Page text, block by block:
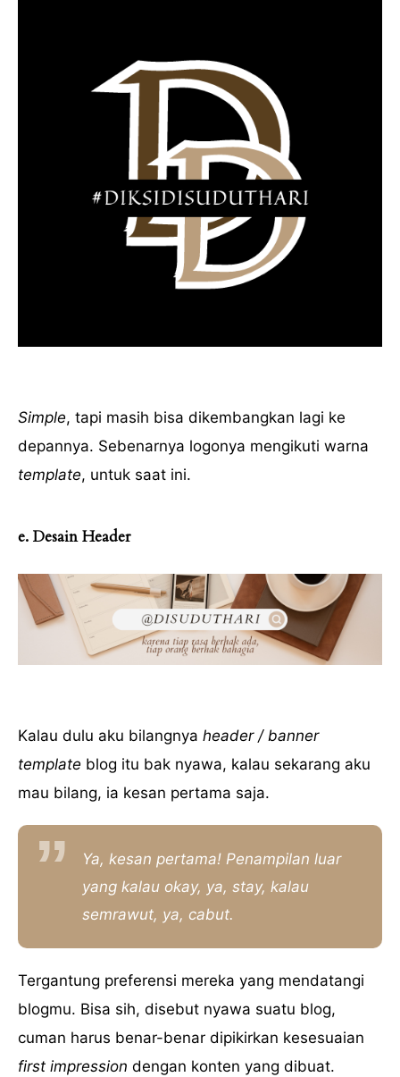
Simple, tapi masih bisa dikembangkan lagi ke
depannya. Sebenarnya logonya mengikuti warna
template, untuk saat ini.
e. Desain Header
Kalau dulu aku bilangnya header / banner
template blog itu bak nyawa, kalau sekarang aku
mau bilang, ia kesan pertama saja.
Ya, kesan pertama! Penampilan luar
yang kalau okay, ya, stay, kalau
semrawut, ya, cabut.
Tergantung preferensi mereka yang mendatangi
blogmu. Bisa sih, disebut nyawa suatu blog,
cuman harus benar-benar dipikirkan kesesuaian
first impression dengan konten yang dibuat.